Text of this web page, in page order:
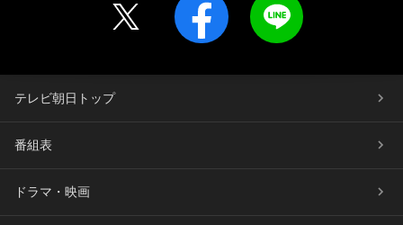
テレビ朝日トップ
番組表
ドラマ・映画